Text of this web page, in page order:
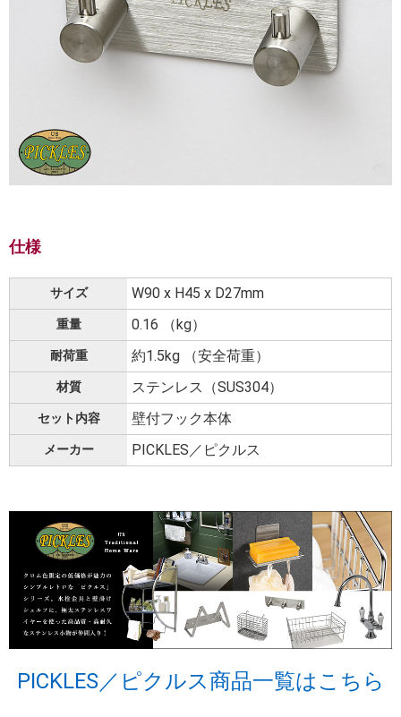
仕様
サイズ W90 x H45 x D27mm
重量 0.16 （kg）
耐荷重 約1.5kg （安全荷重）
材質 ステンレス（SUS304）
セット内容 壁付フック本体
メーカー PICKLES／ピクルス
PICKLES／ピクルス商品一覧はこちら